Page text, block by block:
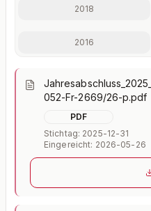
2018
2016
052-Fr-2669/26-p.pdf
PDF
Stichtag: 2025-12-31
Eingereicht: 2026-05-26